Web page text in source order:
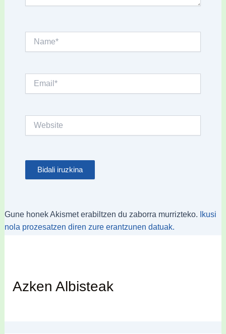
Gune honek Akismet erabiltzen du zaborra murrizteko.
Ikusi
nola prozesatzen diren zure erantzunen datuak.
Azken Albisteak